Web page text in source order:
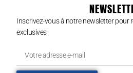
Inscrivez-vous à notre newsletter pour
exclusives